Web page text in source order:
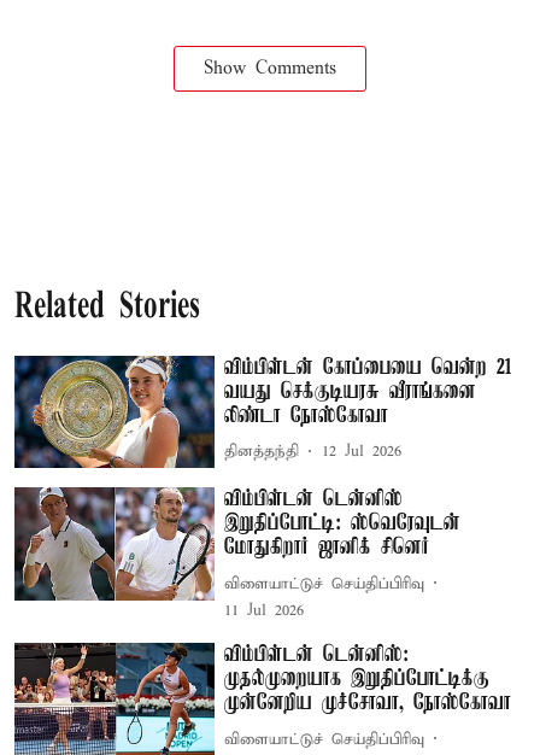
Show Comments
Related Stories
விம்பிள்டன் கோப்பையை வென்ற 21
வயது செக்குடியரசு வீராங்கனை
லிண்டா நோஸ்கோவா
தினத்தந்தி 12 Jul 2026
விம்பிள்டன் டென்னிஸ்
இறுதிப்போட்டி: ஸ்வெரேவுடன்
மோதுகிறார் ஜானிக் சினெர்
விளையாட்டுச் செய்திப்பிரிவு
11 Jul 2026
விம்பிள்டன் டென்னிஸ்:
முதல்முறையாக இறுதிப்போட்டிக்கு
முன்னேறிய முச்சோவா, நோஸ்கோவா
விளையாட்டுச் செய்திப்பிரிவு